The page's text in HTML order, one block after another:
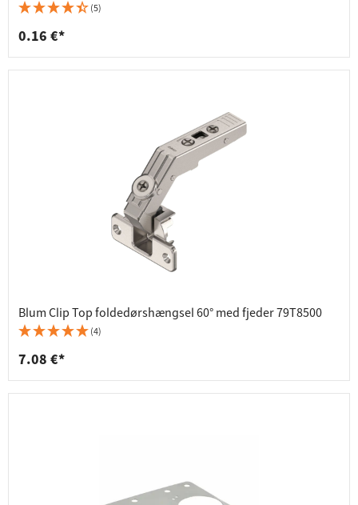
(5)
0.16 €*
Blum Clip Top foldedørshængsel 60° med fjeder 79T8500
(4)
7.08 €*